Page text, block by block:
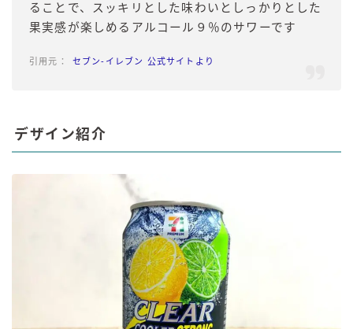
ることで、スッキリとした味わいとしっかりとした
果実感が楽しめるアルコール９％のサワーです
セブン‐イレブン 公式サイトより
デザイン紹介